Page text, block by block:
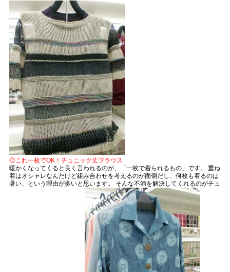
◎これ一枚でOK！チュニック丈ブラウス
暖かくなってくると良く言われるのが、「一枚で着られるもの」です。 重ね
着はオシャレなんだけど組み合わせを考えるのが面倒だし、何枚も着るのは
暑い、という理由が多いと思います。 そんな不満を解決してくれるのがチュ